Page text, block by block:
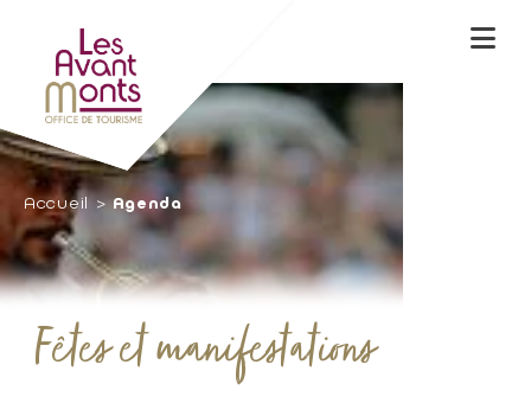
Accueil Agenda
Fêtes et manifestations